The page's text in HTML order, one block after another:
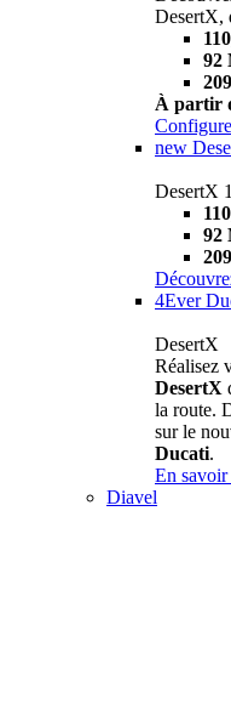
DesertX,
92
À partir
new
DesertX
92
4Ever
DesertX
Réalisez
DesertX
la route.
sur le
Ducati.
En savoir
Diavel